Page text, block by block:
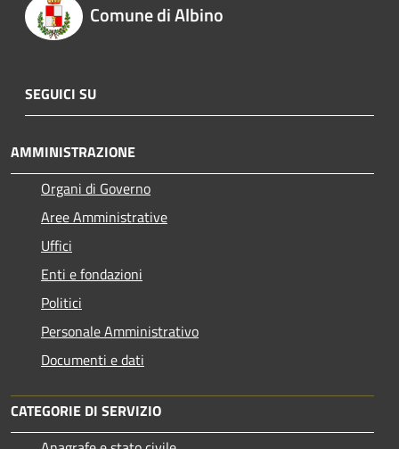
Comune di Albino
SEGUICI SU
AMMINISTRAZIONE
Organi di Governo
Aree Amministrative
Uffici
Enti e fondazioni
Politici
Personale Amministrativo
Documenti e dati
CATEGORIE DI SERVIZIO